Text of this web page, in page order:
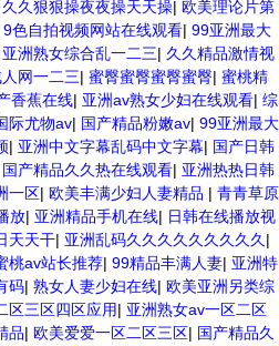
久久狠狠操夜夜操天天操| 欧美理论片第
9色自拍视频网站在线观看| 99亚洲最大
亚洲熟女综合乱一二三| 久久精品激情视
网一二三| 蜜臀蜜臀蜜臀蜜臀| 蜜桃精
香蕉在线| 亚洲av熟女少妇在线观看| 综
际尤物av| 国产精品粉嫩av| 99亚洲最大
| 亚洲中文字幕乱码中文字幕| 国产日韩
国产精品久久热在线观看| 亚洲热热日韩
一区| 欧美丰满少妇人妻精品 | 青青草原
放| 亚洲精品手机在线| 日韩在线播放视
天天干| 亚洲乱码久久久久久久久久久 |
桃av站长推荐| 99精品丰满人妻| 亚洲特
码| 熟女人妻少妇在线| 欧美亚洲另类综
区三区四区应用| 亚洲熟女av一区二区
品| 欧美爱爱一区二区三区| 国产精品久